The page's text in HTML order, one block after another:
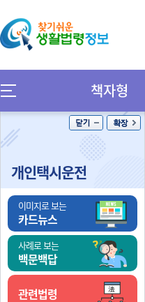
책자형
개인택시운전
이미지로 보는
카드뉴스
사례로 보는
백문백답
관련법령